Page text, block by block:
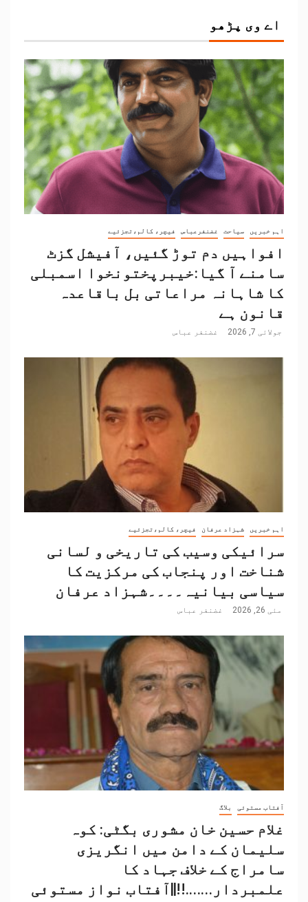
اے وی پڑھو
اہم خبریں سیاحت غضنفرعباس فیچر، کالم،تجزئیے
افواہیں دم توڑ گئیں، آفیشل گزٹ
سامنے آ گیا:خیبرپختونخوا اسمبلی
کا شاہانہ مراعاتی بل باقاعدہ
قانون ہے
جولائی 7, 2026 غضنفر عباس
اہم خبریں شہزاد عرفان فیچر، کالم،تجزئیے
سرائیکی وسیب کی تاریخی و لسانی
شناخت اور پنجاب کی مرکزیت کا
سیاسی بیانیہ۔۔۔۔شہزاد عرفان
مئی 26, 2026 غضنفر عباس
آفتاب مستوئی بلاگ
غلام حسین خان مشوری بگٹی: کوہ
سلیمان کے دامن میں انگریزی
سامراج کے خلاف جہاد کا
علمبردار…….!!||آفتاب نواز مستوئی